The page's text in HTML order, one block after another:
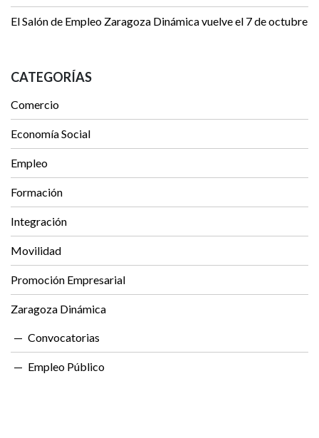
El Salón de Empleo Zaragoza Dinámica vuelve el 7 de octubre
CATEGORÍAS
Comercio
Economía Social
Empleo
Formación
Integración
Movilidad
Promoción Empresarial
Zaragoza Dinámica
Convocatorias
Empleo Público